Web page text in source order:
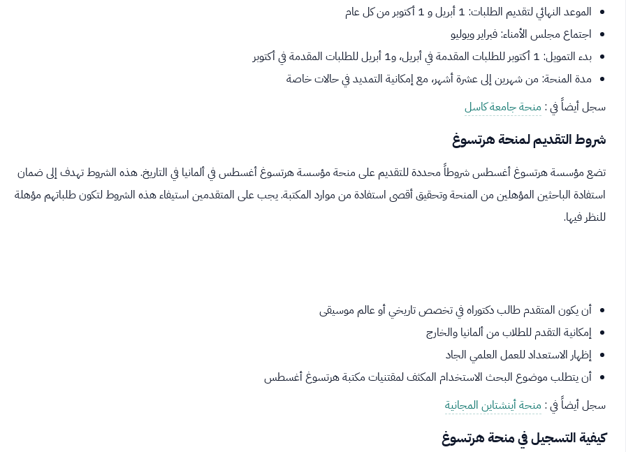
الموعد النهائي لتقديم الطلبات: 1 أبريل و 1 أكتوبر من كل عام
اجتماع مجلس الأمناء: فبراير ويوليو
بدء التمويل: 1 أكتوبر للطلبات المقدمة في أبريل، و1 أبريل للطلبات المقدمة في أكتوبر
مدة المنحة: من شهرين إلى عشرة أشهر، مع إمكانية التمديد في حالات خاصة
سجل أيضاً في : منحة جامعة كاسل
شروط التقديم لمنحة هرتسوغ
تضع مؤسسة هرتسوغ أغسطس شروطاً محددة للتقديم على منحة مؤسسة هرتسوغ أغسطس في ألمانيا في التاريخ. هذه الشروط تهدف إلى ضمان
استفادة الباحثين المؤهلين من المنحة وتحقيق أقصى استفادة من موارد المكتبة. يجب على المتقدمين استيفاء هذه الشروط لتكون طلباتهم مؤهلة
للنظر فيها.
أن يكون المتقدم طالب دكتوراه في تخصص تاريخي أو عالم موسيقى
إمكانية التقدم للطلاب من ألمانيا والخارج
إظهار الاستعداد للعمل العلمي الجاد
أن يتطلب موضوع البحث الاستخدام المكثف لمقتنيات مكتبة هرتسوغ أغسطس
سجل أيضاً في : منحة أينشتاين المجانية
كيفية التسجيل في منحة هرتسوغ